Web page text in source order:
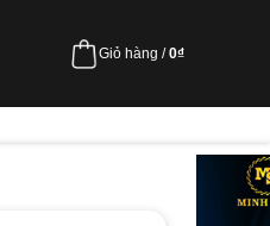
Giỏ hàng /0₫